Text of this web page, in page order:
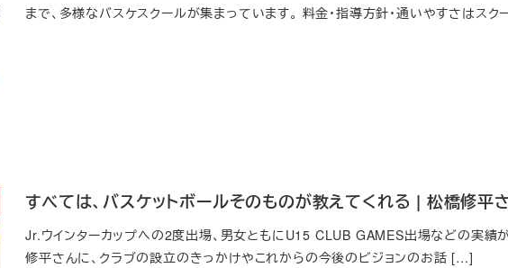
まで、多様なバスケスクールが集まっています。 料金・指導方針・通いやすさはス
すべては、バスケットボールそのものが教えてくれる | 松橋修
Jr.ウインターカップへの2度出場、男女ともにU15 CLUB GAMES出場などの実
修平さんに、クラブの設立のきっかけやこれからの今後のビジョンのお話 […]